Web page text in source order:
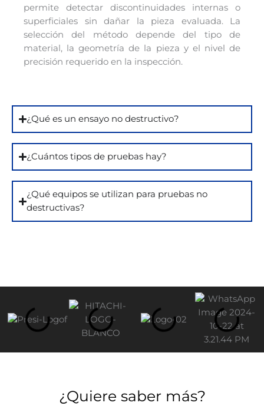
permite detectar discontinuidades internas o
superficiales sin dañar la pieza evaluada. La
selección del método depende del tipo de
material, la geometría de la pieza y el nivel de
precisión requerido en la inspección.
¿Qué es un ensayo no destructivo?
¿Cuántos tipos de pruebas hay?
¿Qué equipos se utilizan para pruebas no
destructivas?
¿Quiere saber más?